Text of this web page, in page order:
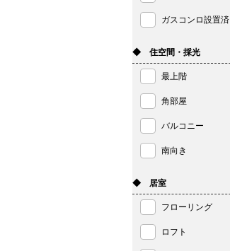
ガスコンロ設置済
◆ 住空間・採光
最上階
角部屋
バルコニー
南向き
◆ 居室
フローリング
ロフト